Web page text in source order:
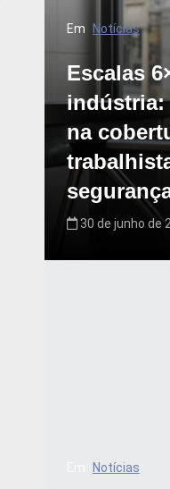
Em Notícias
Escalas
indústria:
na
30 de junho de
Notícias